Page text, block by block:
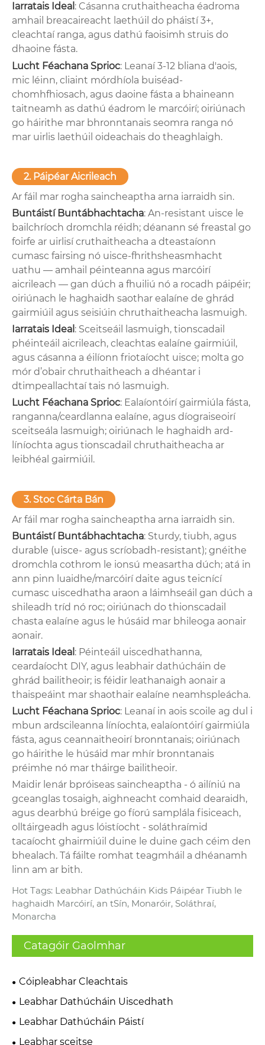
Iarratais Ideal : Cásanna cruthaitheacha éadroma
amhail breacaireacht laethúil do pháistí 3+,
cleachtaí ranga, agus dathú faoisimh struis do
dhaoine fásta.
Lucht Féachana Sprioc: Leanaí 3-12 bliana d'aois,
mic léinn, cliaint mórdhíola buiséad-
chomhfhiosach, agus daoine fásta a bhaineann
taitneamh as dathú éadrom le marcóirí; oiriúnach
go háirithe mar bhronntanais seomra ranga nó
mar uirlis laethúil oideachais do theaghlaigh.
2. Páipéar Aicrileach
Ar fáil mar rogha saincheaptha arna iarraidh sin.
Buntáistí Buntábhachtacha: An-resistant uisce le
bailchríoch dromchla réidh; déanann sé freastal go
foirfe ar uirlisí cruthaitheacha a dteastaíonn
cumasc fairsing nó uisce-fhrithsheasmhacht
uathu — amhail péinteanna agus marcóirí
aicrileach — gan dúch a fhuiliú nó a rocadh páipéir;
oiriúnach le haghaidh saothar ealaíne de ghrád
gairmiúil agus seisiúin chruthaitheacha lasmuigh.
Iarratais Ideal : Sceitseáil lasmuigh, tionscadail
phéinteáil aicrileach, cleachtas ealaíne gairmiúil,
agus cásanna a éilíonn friotaíocht uisce; molta go
mór d’obair chruthaitheach a dhéantar i
dtimpeallachtaí tais nó lasmuigh.
Lucht Féachana Sprioc: Ealaíontóirí gairmiúla fásta,
ranganna/ceardlanna ealaíne, agus díograiseoirí
sceitseála lasmuigh; oiriúnach le haghaidh ard-
líníochta agus tionscadail chruthaitheacha ar
leibhéal gairmiúil.
3. Stoc Cárta Bán
Ar fáil mar rogha saincheaptha arna iarraidh sin.
Buntáistí Buntábhachtacha: Sturdy, tiubh, agus
durable (uisce- agus scríobadh-resistant); gnéithe
dromchla cothrom le ionsú measartha dúch; atá in
ann pinn luaidhe/marcóirí daite agus teicnící
cumasc uiscedhatha araon a láimhseáil gan dúch a
shileadh tríd nó roc; oiriúnach do thionscadail
chasta ealaíne agus le húsáid mar bhileoga aonair
aonair.
Iarratais Ideal : Péinteáil uiscedhathanna,
ceardaíocht DIY, agus leabhair dathúcháin de
ghrád bailitheoir; is féidir leathanaigh aonair a
thaispeáint mar shaothair ealaíne neamhspleácha.
Lucht Féachana Sprioc: Leanaí in aois scoile ag dul i
mbun ardscileanna líníochta, ealaíontóirí gairmiúla
fásta, agus ceannaitheoirí bronntanais; oiriúnach
go háirithe le húsáid mar mhír bronntanais
préimhe nó mar tháirge bailitheoir.
Maidir lenár bpróiseas saincheaptha - ó ailíniú na
gceanglas tosaigh, aighneacht comhaid dearaidh,
agus dearbhú bréige go fíorú samplála fisiceach,
olltáirgeadh agus lóistíocht - soláthraímid
tacaíocht ghairmiúil duine le duine gach céim den
bhealach. Tá fáilte romhat teagmháil a dhéanamh
linn am ar bith.
Hot Tags: Leabhar Dathúcháin Kids Páipéar Tiubh le
haghaidh Marcóirí, an tSín, Monaróir, Soláthraí,
Monarcha
Catagóir Gaolmhar
Cóipleabhar Cleachtais
Leabhar Dathúcháin Uiscedhath
Leabhar Dathúcháin Páistí
Leabhar sceitse